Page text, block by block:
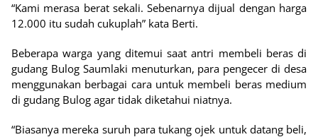
“Kami merasa berat sekali. Sebenarnya dijual dengan harga
12.000 itu sudah cukuplah” kata Berti.
Beberapa warga yang ditemui saat antri membeli beras di
gudang Bulog Saumlaki menuturkan, para pengecer di desa
menggunakan berbagai cara untuk membeli beras medium
di gudang Bulog agar tidak diketahui niatnya.
“Biasanya mereka suruh para tukang ojek untuk datang beli,